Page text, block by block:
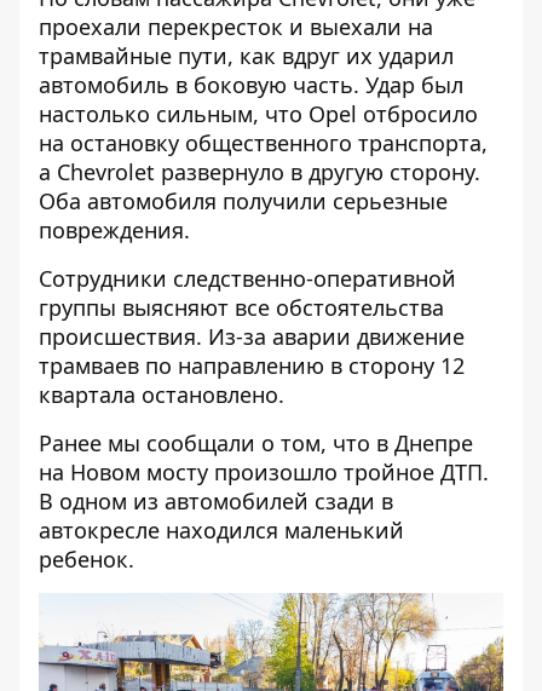
проехали перекресток и выехали на
трамвайные пути, как вдруг их ударил
автомобиль в боковую часть. Удар был
настолько сильным, что Opel отбросило
на остановку общественного транспорта,
а Chevrolet развернуло в другую сторону.
Оба автомобиля получили серьезные
повреждения.
Сотрудники следственно-оперативной
группы выясняют все обстоятельства
происшествия. Из-за аварии движение
трамваев по направлению в сторону 12
квартала остановлено.
Ранее мы сообщали о том, что в Днепре
на Новом мосту произошло тройное ДТП.
В одном из автомобилей сзади в
автокресле находился маленький
ребенок.